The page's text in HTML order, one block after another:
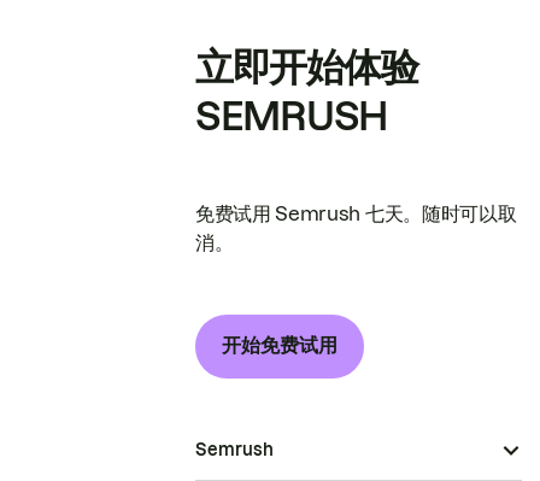
立即开始体验
SEMRUSH
免费试用 Semrush 七天。随时可以取
消。
开始免费试用
Semrush